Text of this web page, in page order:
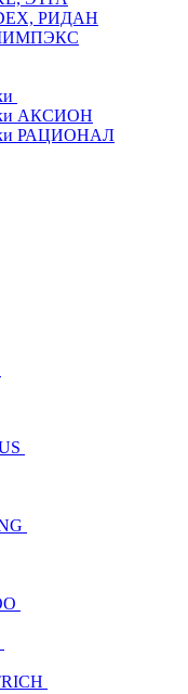
РИДАН
АКСИОН
РАЦИОНАЛ